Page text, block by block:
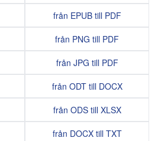
från EPUB till PDF
från PNG till PDF
från JPG till PDF
från ODT till DOCX
från ODS till XLSX
från DOCX till TXT